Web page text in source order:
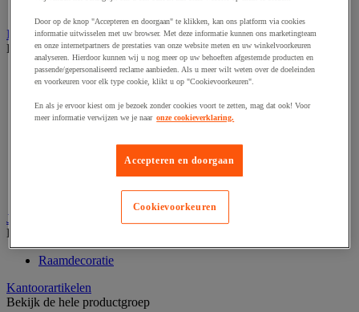
IT en multimedia
Bekijk de hele productgroep
Accessoires voor pc, laptop en tablet
Computeraansluiting
Computertassen
Data opslag
Netwerkapparatuur en -bedrading
Printer, 3D-printer en scanner
Refurbished computerapparatuur
Scherm-, pc- en tablethouder
Jaloezie en gordijn
Bekijk de hele productgroep
Raamdecoratie
Kantoorartikelen
Bekijk de hele productgroep
Door op de knop "Accepteren en doorgaan" te klikken, kan ons platform via cookies
informatie uitwisselen met uw browser. Met deze informatie kunnen ons marketingteam
en onze internetpartners de prestaties van onze website meten en uw winkelvoorkeuren
analyseren. Hierdoor kunnen wij u nog meer op uw behoeften afgestemde producten en
passende/gepersonaliseerd reclame aanbieden. Als u meer wilt weten over de doeleinden
en voorkeuren voor elk type cookie, klikt u op "Cookievoorkeuren".
En als je ervoor kiest om je bezoek zonder cookies voort te zetten, mag dat ook! Voor
meer informatie verwijzen we je naar onze cookieverklaring.
Accepteren en doorgaan
Cookievoorkeuren